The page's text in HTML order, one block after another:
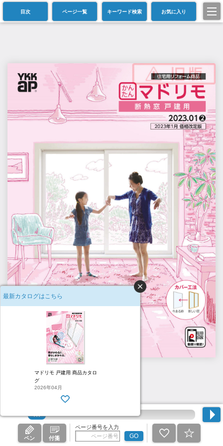
目次 ページ一覧 キーワード検索 お気に入り
ペン 付箋
ページ番号を入力
GO
最新カタログはこちら
マドリモ 戸建用 商品カタロ
グ
2026年04月